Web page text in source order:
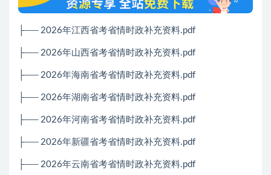
├── 2026年江西省考省情时政补充资料.pdf
├── 2026年山西省考省情时政补充资料.pdf
├── 2026年海南省考省情时政补充资料.pdf
├── 2026年湖南省考省情时政补充资料.pdf
├── 2026年河南省考省情时政补充资料.pdf
├── 2026年新疆省考省情时政补充资料.pdf
├── 2026年云南省考省情时政补充资料.pdf